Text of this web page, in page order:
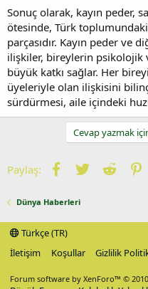
Sonuç olarak, kayın peder,
ötesinde, Türk
parçasıdır. Kayın peder ve
ilişkiler, bireylerin psikolojik
büyük katkı sağlar. Her
üyeleriyle olan ilişkisini
sürdürmesi, aile içindeki
Cevap yazmak
Paylaş: Facebook
TwitterReddit
Dünya Haberleri
Türkçe (TR)
İletişim
Koşullar Gizlilik
Forum software by XenForo™ ©